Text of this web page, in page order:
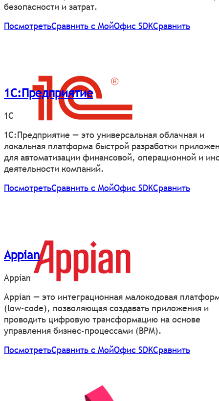
безопасности и затрат.
ПосмотретьСравнить с МойОфис SDKСравнить
1С:Предприятие
1С
1С:Предприятие — это универсальная облачная и
локальная платформа быстрой разработки
для автоматизации финансовой, операционной и
деятельности компаний.
ПосмотретьСравнить с МойОфис SDKСравнить
Appian
Appian
Appian — это интеграционная малокодовая
(low-code), позволяющая создавать приложения и
проводить цифровую трансформацию на основе
управления бизнес-процессами (BPM).
ПосмотретьСравнить с МойОфис SDKСравнить